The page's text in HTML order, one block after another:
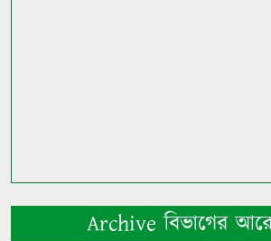
Archive বিভাগের